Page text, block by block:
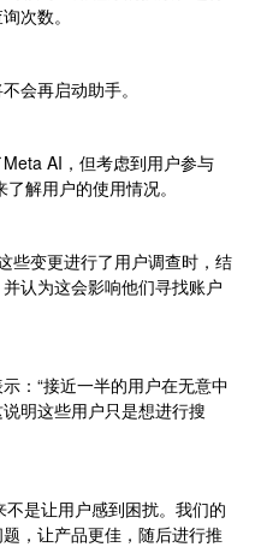
次数。
会再启动助手。
AI，但考虑到用户参与
解用户的使用情况。
些变更进行了用户调查时，结
认为这会影响他们寻找账户
：“接近一半的用户在无意中
明这些用户只是想进行搜
是让用户感到困扰。我们的
，让产品更佳，随后进行推